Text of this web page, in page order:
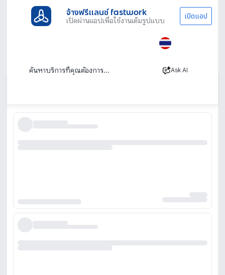
จ้างฟรีแลนซ์ fastwork
เปิดผ่านแอปเพื่อใช้งานเต็มรูปแบบ เปิดแอป
Ask AI
นายหน้า
นายหน้าอสังหาริมทรัพย์ Agent ตัวแทน เอเจ้
นท์อสังหาชั้นนำ